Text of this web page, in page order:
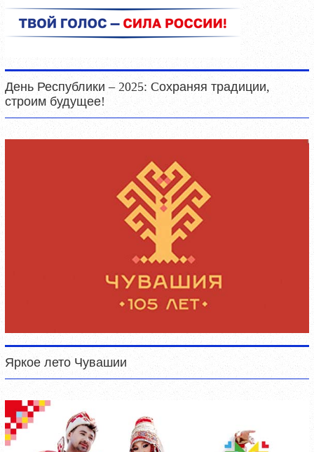
День Республики – 2025: Cохраняя традиции,
строим будущее!
Яркое лето Чувашии